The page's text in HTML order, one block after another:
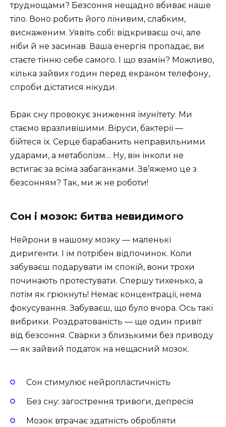
труднощами? Безсоння нещадно вбиває наше
тіло. Воно робить його лінивим, слабким,
виснаженим. Уявіть собі: відкриваєш очі, але
ніби й не засинав. Ваша енергія пропадає, ви
стаєте тінню себе самого. І що взамін? Можливо,
кілька зайвих годин перед екраном телефону,
спроби дістатися нікуди.
Брак сну провокує зниження імунітету. Ми
стаємо вразливішими. Віруси, бактерії —
бійтеся їх. Серце барабанить неправильними
ударами, а метаболізм… Ну, він інколи не
встигає за всіма забаганками. Зв’яжемо це з
безсонням? Так, ми ж не роботи!
Сон і мозок: битва невидимого
Нейрони в нашому мозку — маленькі
диригенти. І їм потрібен відпочинок. Коли
забуваєш подарувати їм спокій, вони трохи
починають протестувати. Спершу тихенько, а
потім як грюкнуть! Немає концентрації, нема
фокусування. Забуваєш, що було вчора. Ось такі
вибрики. Роздратованість — ще один привіт
від безсоння. Сварки з близькими без приводу
— як зайвий податок на нещасний мозок.
Сон стимулює нейропластичність
Без сну: загострення тривоги, депресія
Мозок втрачає здатність обробляти